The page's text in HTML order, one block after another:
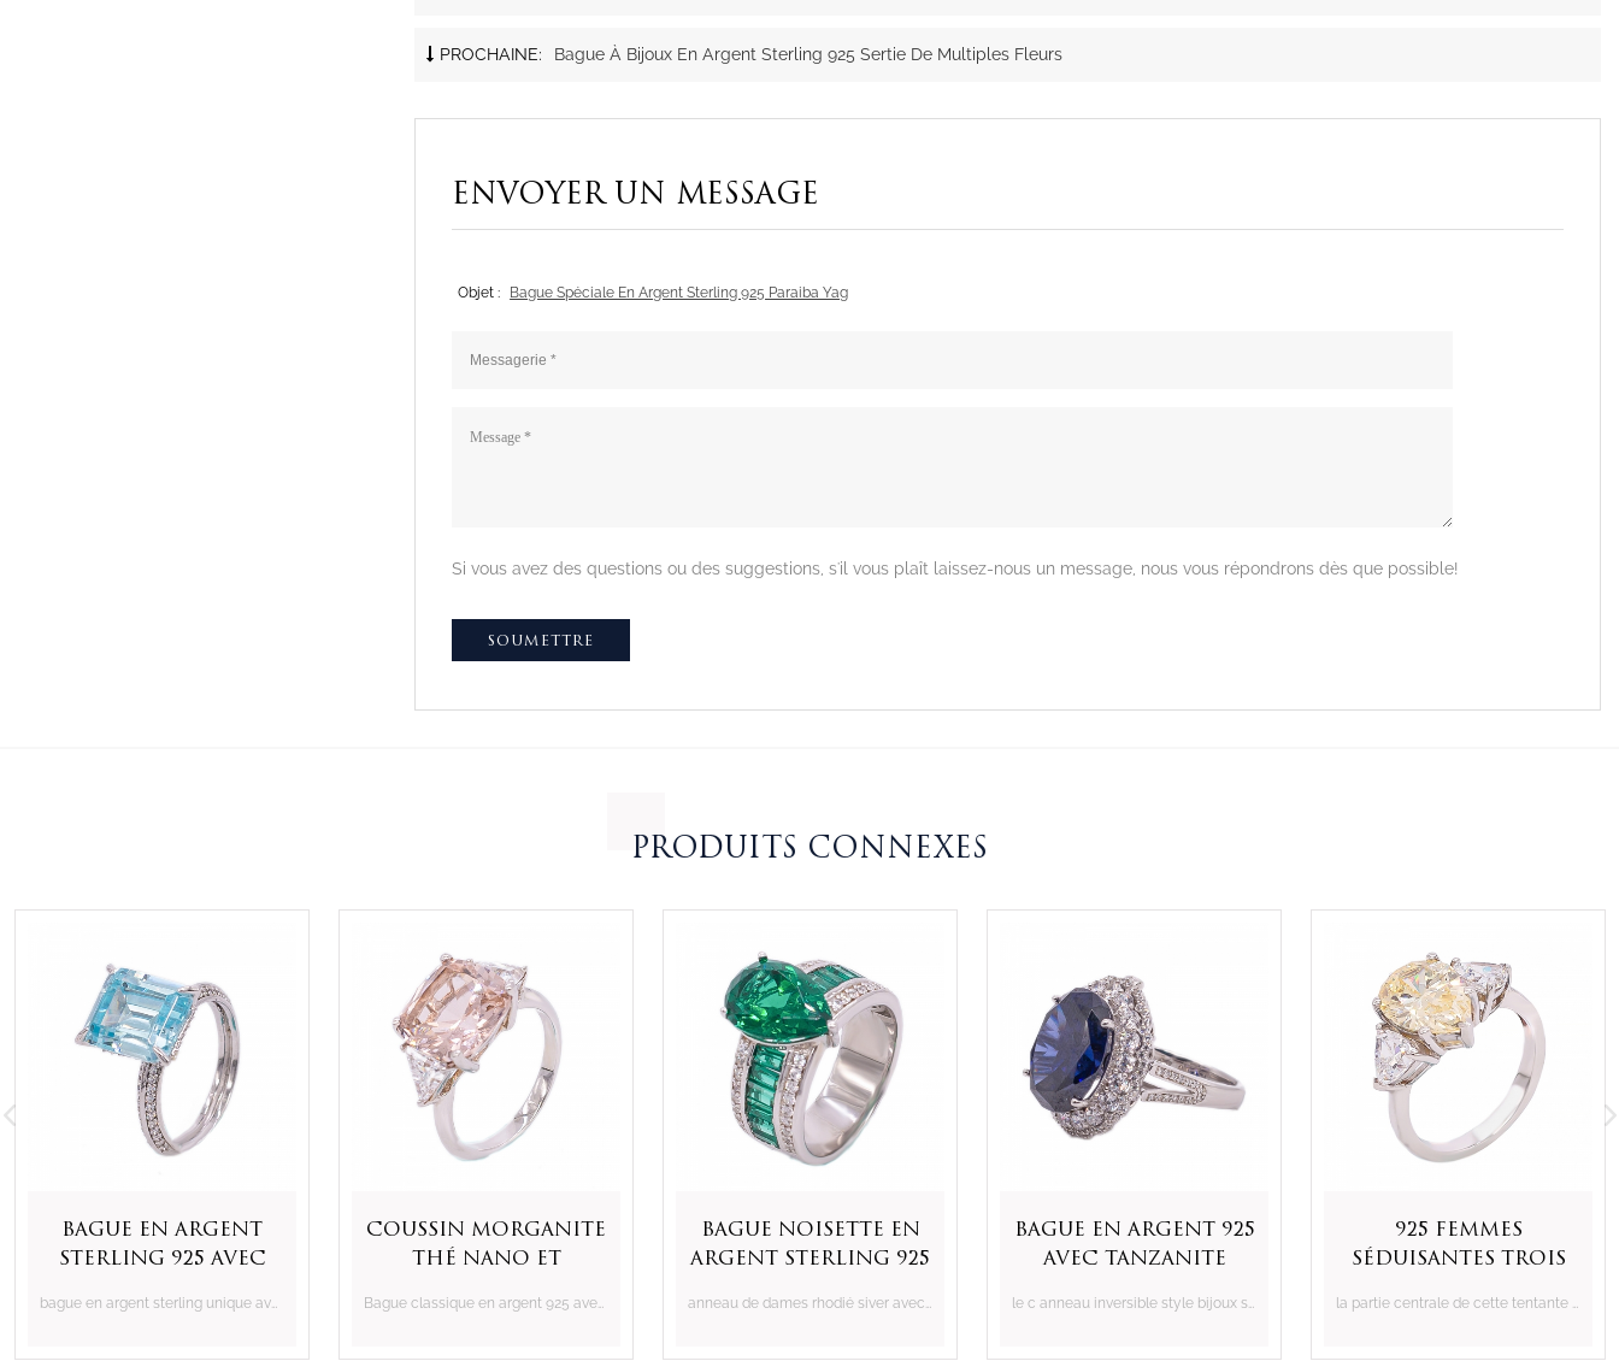
PROCHAINE: Bague À Bijoux En Argent Sterling 925 Sertie De Multiples Fleurs
ENVOYER UN MESSAGE
Objet : Bague Spéciale En Argent Sterling 925 Paraiba Yag
Si vous avez des questions ou des suggestions, s'il vous plaît laissez-nous un message, nous vous répondrons dès que possible!
PRODUITS CONNEXES
Bague en argent
sterling 925 avec
taillée aqua cz
bague en argent sterling unique avec aqua brillant et cz blanc
coussin morganite
thé nano et
bague en argent
Bague classique en argent 925 avec thé morganite synthétique et cz blanc
Bague noisette en
argent sterling 925
anneau de dames rhodié siver avec fantaisie vert poire & bagutte nano
Bague en argent 925
avec tanzanite
le c anneau inversible style bijoux sertie de tanzanite cz ovale 14 * 17mm
925 femmes
séduisantes trois
la partie centrale de cette tentante bague ensemble de bijoux avec gros diamant jaune cz